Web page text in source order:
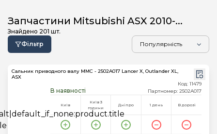
Запчастини Mitsubishi ASX 2010-...
Знайдено 201 шт.
Фільтр
Сальник приводного валу MMC - 2502A017 Lancer X, Outlander XL,
ASX
В наявності
Код: 11479
Партномер: 2502A017
Київ
Київ 3
години
Дніпро 1 день В дорозі